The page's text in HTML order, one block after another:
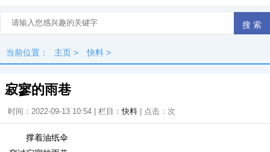
当前位置： 主页 > 快料 >
寂寥的雨巷
时间：2022-09-13 10:54 | 栏目：快料 | 点击： 次
撑着油纸伞